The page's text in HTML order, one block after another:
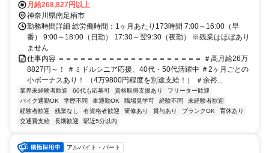
月給268,827円以上
神奈川県南足柄市
勤務時間詳細 総労働時間：1ヶ月あたり173時間 7:00～16:00（早
番） 9:00～18:00（日勤） 17:30～翌9:30（夜勤） ※残業はほぼあり
ません
仕事内容 ＝＝＝＝＝＝＝＝＝＝＝＝＝＝＝＝＝＝＝＝ ＃高月給26万
8827円～！ ＃ミドルシニア応援、40代・50代活躍中 ＃2ヶ月ごとの
小ボーナスあり！ （4万9800円程度を別途支給！） ＃余裕...
業界未経験者歓迎 60代も応募可 資格取得支援あり
フリーター歓迎
バイク通勤OK
学歴不問 車通勤OK 職場見学可 経験不問
未経験者歓迎
経験者歓迎
残業なし 有資格者歓迎 研修あり 賞与あり ブランクOK
育休あり
交通費支給
長期歓迎 駅近5分以内
アルバイト・パート